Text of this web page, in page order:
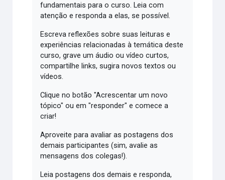
fundamentais para o curso. Leia com
atenção e responda a elas, se possível.
Escreva reflexões sobre suas leituras e
experiências relacionadas à temática deste
curso, grave um áudio ou vídeo curtos,
compartilhe links, sugira novos textos ou
vídeos.
Clique no botão "Acrescentar um novo
tópico" ou em "responder" e comece a
criar!
Aproveite para avaliar as postagens dos
demais participantes (sim, avalie as
mensagens dos colegas!).
Leia postagens dos demais e responda,